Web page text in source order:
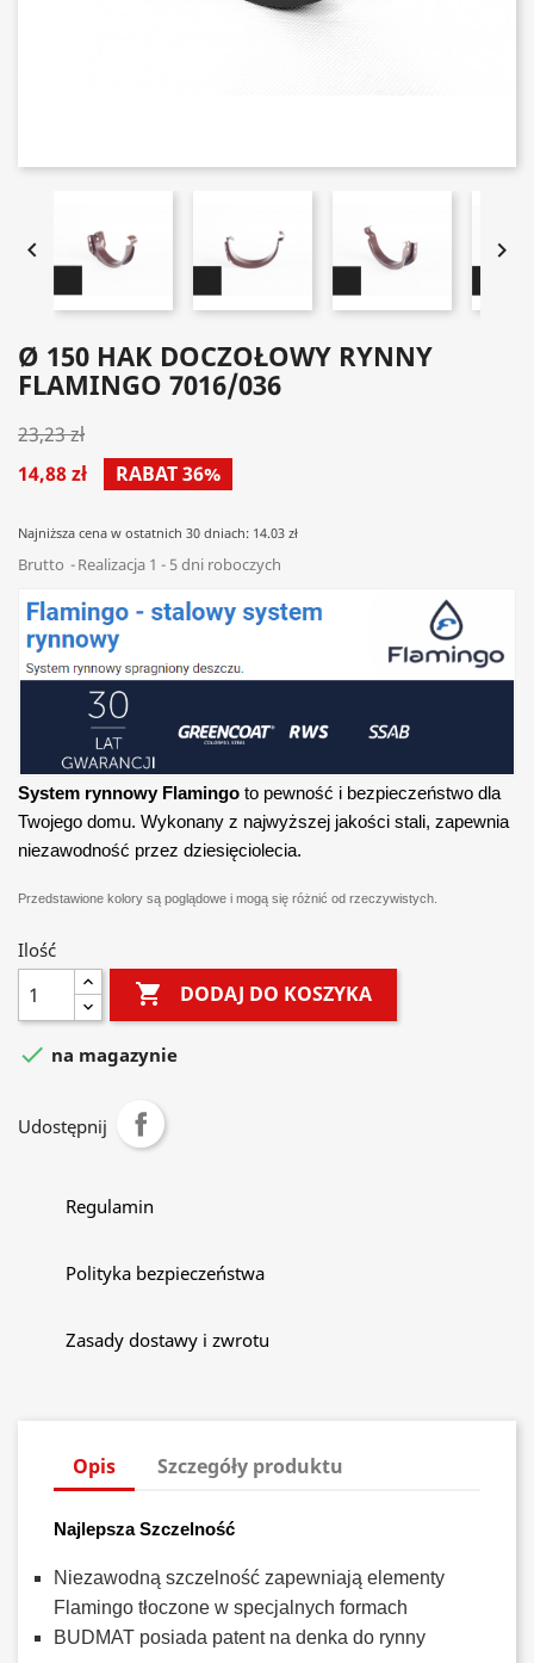
 
Ø 150 HAK DOCZOŁOWY RYNNY
FLAMINGO 7016/036
23,23 zł
14,88 zł
RABAT 36%
Najniższa cena w ostatnich 30 dniach: 14.03 zł
Brutto Realizacja 1 - 5 dni roboczych
System rynnowy Flamingo to pewność i bezpieczeństwo dla
Twojego domu. Wykonany z najwyższej jakości stali, zapewnia
niezawodność przez dziesięciolecia.
Przedstawione kolory są poglądowe i mogą się różnić od rzeczywistych.
Ilość
 DODAJ DO KOSZYKA
 na magazynie
Udostępnij
Regulamin
Polityka bezpieczeństwa
Zasady dostawy i zwrotu
Opis Szczegóły produktu
Najlepsza Szczelność
Niezawodną szczelność zapewniają elementy
Flamingo tłoczone w specjalnych formach
BUDMAT posiada patent na denka do rynny